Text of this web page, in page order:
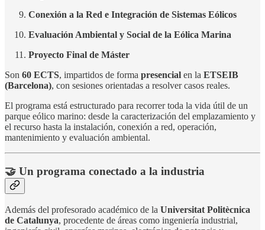
Conexión a la Red e Integración de Sistemas Eólicos
Evaluación Ambiental y Social de la Eólica Marina
Proyecto Final de Máster
Son 60 ECTS, impartidos de forma presencial en la ETSEIB
(Barcelona), con sesiones orientadas a resolver casos reales.
El programa está estructurado para recorrer toda la vida útil de un
parque eólico marino: desde la caracterización del emplazamiento y
el recurso hasta la instalación, conexión a red, operación,
mantenimiento y evaluación ambiental.
🤝 Un programa conectado a la industria
Además del profesorado académico de la Universitat Politècnica
de Catalunya, procedente de áreas como ingeniería industrial,